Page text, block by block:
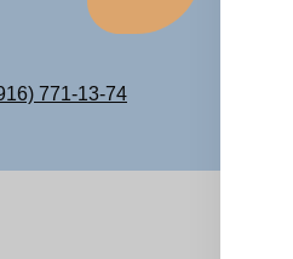
771-13-74